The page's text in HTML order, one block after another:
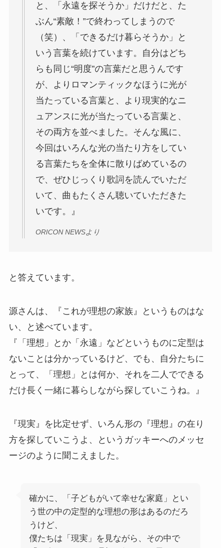
と、「永遠を探そうか」だけだと、た
ぶん“素敵！”で終わってしまうので
（笑）、「できるだけ暮らそうか」と
いう言葉を続けています。自分はどち
らも同じ“明度”の言葉だと思うんです
が、よりロマンティックなほうに光が
当たっている言葉と、より現実的なニ
ュアンスに光が当たっている言葉と、
その両方を並べました。そんな風に、
今回はいろんな光の当たり方をしてい
る言葉たちを全体に散りばめているの
で、ぜひじっくり歌詞を読んでいただ
いて、曲もたくさん聴いていただきた
いです。』
ORICON NEWSより
と答えています。
源さんは、『これが理想の家族』というものはな
い、と述べています。
『「理想」とか「永遠」などというものに定型は
ないことは分かっているけど、でも、自分たちに
とって、「理想」とは何か、それを二人でできる
だけ長く一緒に暮らしながら探していこうね。』
『現実』を比定せず、いろん形の『理想』の在り
方を探していこうよ、というガッキーへのメッセ
ージのように聞こえました。
確かに、「子どもがいて幸せな家庭」とい
う世の中の定型的な理想の形はあるのだろ
うけど、
僕たちは「現実」を見ながら、その中で